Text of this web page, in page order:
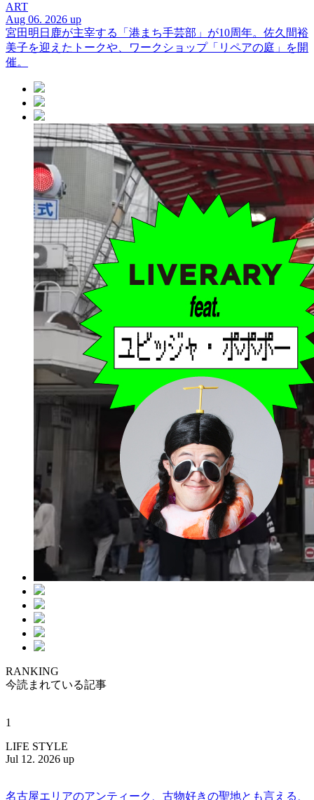
ART
Aug 06. 2026 up
宮田明日鹿が主宰する「港まち手芸部」が10周年。佐久間裕
美子を迎えたトークや、ワークショップ「リペアの庭」を開
催。
RANKING
今読まれている記事
1
LIFE STYLE
Jul 12. 2026 up
名古屋エリアのアンティーク、古物好きの聖地とも言える、